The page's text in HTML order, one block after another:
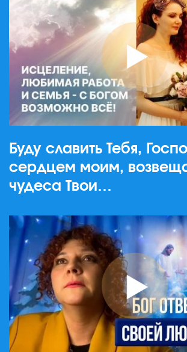
Буду славить Тебя,
сердцем моим,
чудеса Твои…